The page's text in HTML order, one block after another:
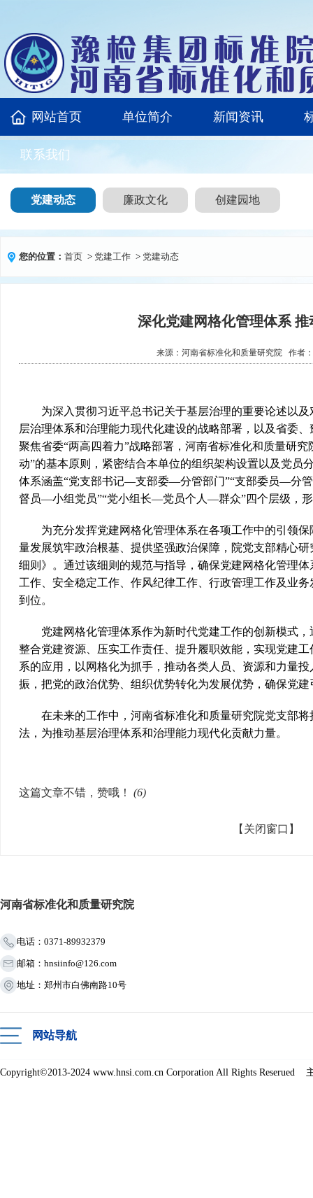
网站首页 单位简介 新闻资讯
联系我们
党建动态 廉政文化 创建园地
您的位置： 首页 > 党建工作 > 党建动态
深化党建网格化管理体系
来源： 河南省标准化和质量研究院 作者：
为深入贯彻习近平总书记关于基层治理的重要论述以及
层治理体系和治理能力现代化建设的战略部署，以及省委
聚焦省委“两高四着力”战略部署，河南省标准化和质量研
动”的基本原则，紧密结合本单位的组织架构设置以及党员
体系涵盖“党支部书记—支部委—分管部门”“支部委员—分
督员—小组党员”“党小组长—党员个人—群众”四个层级，
为充分发挥党建网格化管理体系在各项工作中的引领保
量发展筑牢政治根基、提供坚强政治保障，院党支部精心
细则》。通过该细则的规范与指导，确保党建网格化管理
工作、安全稳定工作、作风纪律工作、行政管理工作及业
到位。​
党建网格化管理体系作为新时代党建工作的创新模式，
整合党建资源、压实工作责任、提升履职效能，实现党建
系的应用，以网格化为抓手，推动各类人员、资源和力量
振，把党的政治优势、组织优势转化为发展优势，确保党
在未来的工作中，河南省标准化和质量研究院党支部将
法，为推动基层治理体系和治理能力现代化贡献力量。
这篇文章不错，赞哦！ (6)
【关闭窗口】
河南省标准化和质量研究院
电话：0371-89932379
邮箱：hnsiinfo@126.com
地址：郑州市白佛南路10号
网站导航
Copyright©2013-2024 www.hnsi.com.cn Corporation All Rights